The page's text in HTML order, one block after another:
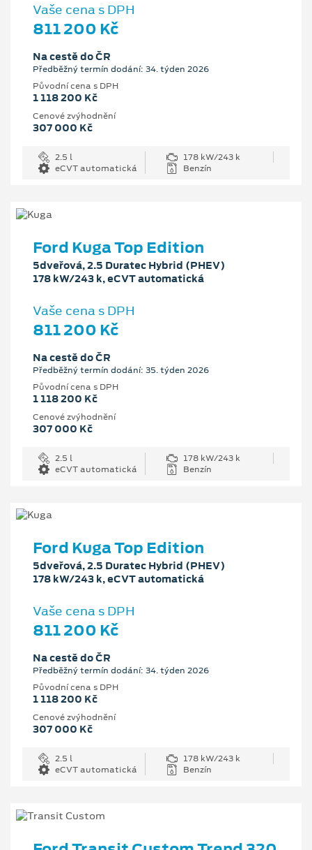
Vaše cena s DPH
811 200 Kč
Na cestě do ČR
Předběžný termín dodání: 34. týden 2026
Původní cena s DPH
1 118 200 Kč
Cenové zvýhodnění
307 000 Kč
2.5 l
178 kW/243 k
eCVT automatická
Benzín
Ford Kuga Top Edition
5dveřová, 2.5 Duratec Hybrid (PHEV)
178 kW/243 k, eCVT automatická
Vaše cena s DPH
811 200 Kč
Na cestě do ČR
Předběžný termín dodání: 35. týden 2026
Původní cena s DPH
1 118 200 Kč
Cenové zvýhodnění
307 000 Kč
2.5 l
178 kW/243 k
eCVT automatická
Benzín
Ford Kuga Top Edition
5dveřová, 2.5 Duratec Hybrid (PHEV)
178 kW/243 k, eCVT automatická
Vaše cena s DPH
811 200 Kč
Na cestě do ČR
Předběžný termín dodání: 34. týden 2026
Původní cena s DPH
1 118 200 Kč
Cenové zvýhodnění
307 000 Kč
2.5 l
178 kW/243 k
eCVT automatická
Benzín